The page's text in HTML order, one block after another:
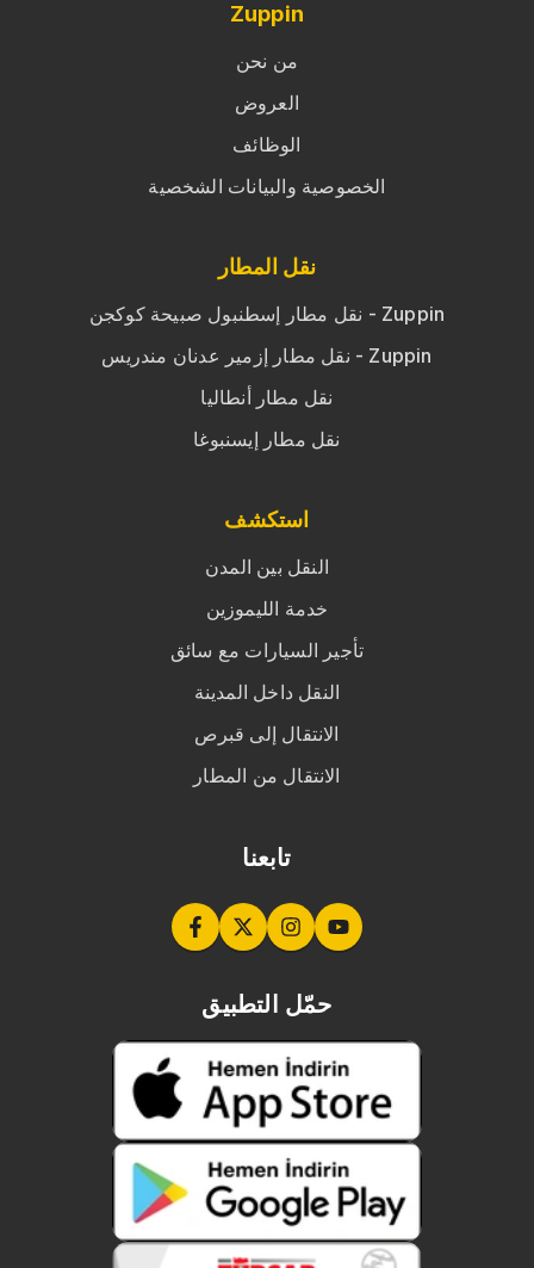
Zuppin
من نحن
العروض
الوظائف
الخصوصية والبيانات الشخصية
نقل المطار
نقل مطار إسطنبول صبيحة كوكجن - Zuppin
نقل مطار إزمير عدنان مندريس - Zuppin
نقل مطار أنطاليا
نقل مطار إيسنبوغا
استكشف
النقل بين المدن
خدمة الليموزين
تأجير السيارات مع سائق
النقل داخل المدينة
الانتقال إلى قبرص
الانتقال من المطار
تابعنا
حمّل التطبيق